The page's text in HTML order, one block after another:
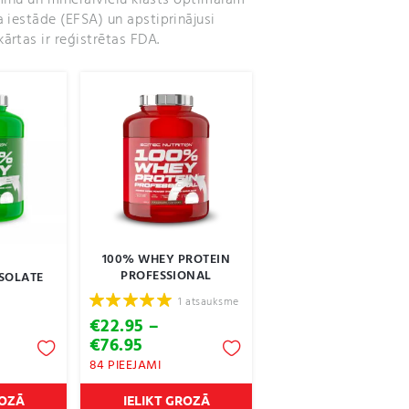
(EFSA) un apstiprinājusi
ir reģistrētas FDA.
100% WHEY PROTEIN
PROFESSIONAL
1 atsauksme
€22.95 –
€76.95
range:
€22.95
through
84 PIEEJAMI
IELIKT GROZĀ